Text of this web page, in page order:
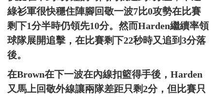
綠衫軍很快穩住陣腳回敬一波7比0攻勢在比賽
剩下1分半時仍領先10分。然而Harden繼續率領
球隊展開追擊，在比賽剩下22秒時又追到3分落
後。
在Brown在下一波在內線扣籃得手後，Harden
又馬上回敬外線讓兩隊差距只剩2分，但比賽只